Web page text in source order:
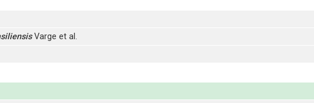
Varge et al.